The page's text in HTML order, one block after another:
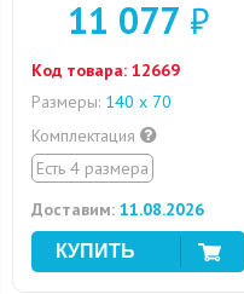
11 077 ₽
Код товара: 12669
Размеры: 140 х 70
Комплектация
Есть 4 размера
Доставим: 11.08.2026